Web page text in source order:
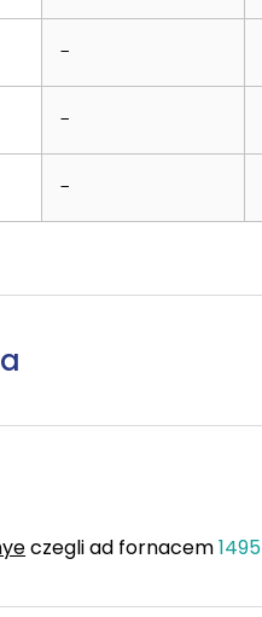
-
-
-
czegli ad fornacem1495